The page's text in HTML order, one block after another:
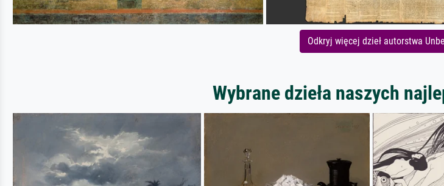
Odkryj więcej dzieł autorstwa
Wybrane dzieła naszych